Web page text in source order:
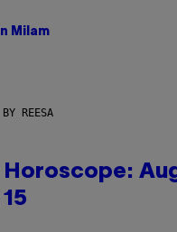
Milam
REESA
Horoscope: